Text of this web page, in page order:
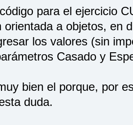
valorApellidos){
valorEdad){
valorCasado){
para el ejercicio
orientada a objetos, en
los valores (sin
Casado y
bien el porque, por
duda.